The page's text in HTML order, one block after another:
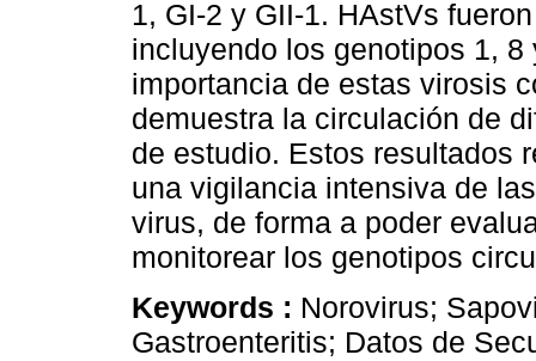
1, GI-2 y GII-1. HAstVs
incluyendo los genotipos 1,
importancia de estas virosis
demuestra la circulación de
de estudio. Estos resultados
una vigilancia intensiva de
virus, de forma a poder
monitorear los genotipos
Keywords : Norovirus;
Gastroenteritis; Datos de